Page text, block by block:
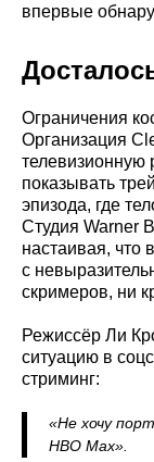
впервые
Ограничения
Организация
телевизионную
показывать
эпизода, где
Студия Warner
настаивая,
с
скримеров, ни
Режиссёр Ли
ситуацию в
стриминг:
«Не хочу
HBO Max».